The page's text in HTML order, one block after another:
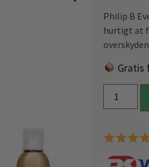
Philip B
hurtigt at
Gratis